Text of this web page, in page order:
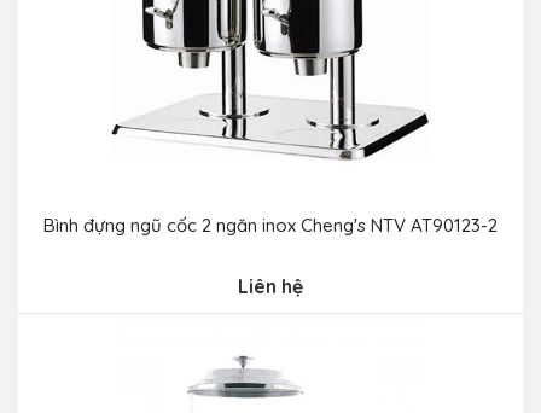
Bình đựng ngũ cốc 2 ngăn inox Cheng's NTV AT90123-2
Liên hệ